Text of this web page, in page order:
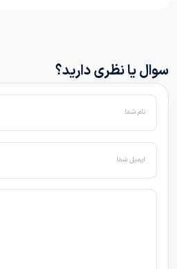
سوال یا نظری دارید؟
نام شما
ایمیل شما